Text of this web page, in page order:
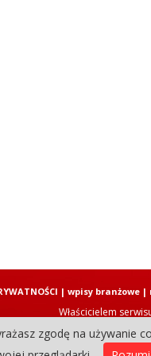
Właścicielem
Copyright © 2004-2026 Elbląski
| wpisy branżowe|
zgodę na używanie